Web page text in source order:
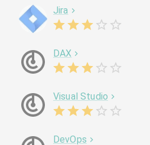
Jira
DAX
Visual Studio
DevOps